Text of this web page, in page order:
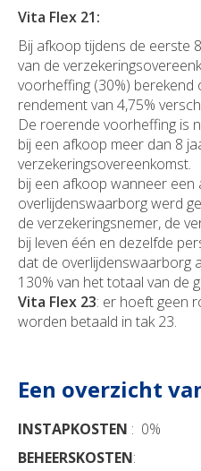
Vita Flex 21:
Bij afkoop tijdens de eerste
van de
voorheffing (30%) berekend
rendement van 4,75%
De roerende voorheffing is
bij een afkoop meer dan 8
verzekeringsovereenkomst.
bij een afkoop wanneer een
overlijdenswaarborg werd
de verzekeringsnemer, de
bij leven één en dezelfde
dat de overlijdenswaarborg
130% van het totaal van de
Vita Flex 23: er hoeft geen
worden betaald in tak 23.
Een overzicht
INSTAPKOSTEN : 0%
BEHEERSKOSTEN: